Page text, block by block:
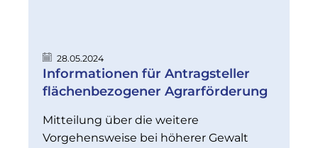
28.05.2024
Informationen für Antragsteller
flächenbezogener Agrarförderung
Mitteilung über die weitere
Vorgehensweise bei höherer Gewalt